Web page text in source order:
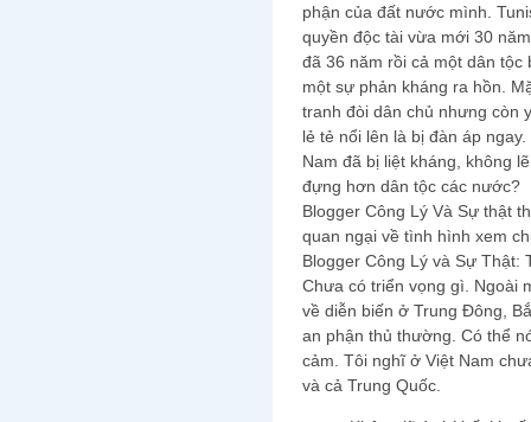
phận của đất nước mình.
quyền độc tài vừa mới 30
đã 36 năm rồi cả một dân
một sự phản kháng ra hồn.
tranh đòi dân chủ nhưng còn
lẻ tẻ nổi lên là bị đàn áp
Nam đã bị liệt kháng, không
đựng hơn dân tộc các nước?
Blogger Công Lý Và Sự thật
quan ngại về tình hình xem
Blogger Công Lý và Sự
Chưa có triển vọng gì. Ngoài
về diễn biến ở Trung Đông,
an phận thủ thường. Có thể
cảm. Tôi nghĩ ở Việt Nam
và cả Trung Quốc.